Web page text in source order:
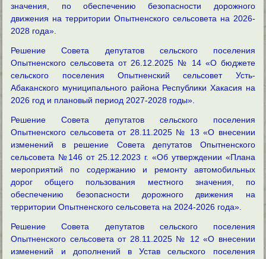
значения, по обеспечению безопасности дорожного
движения на территории Опытненского сельсовета на 2026-
2028 года».
Решение Совета депутатов сельского поселения
Опытненского сельсовета от 26.12.2025 № 14 «О бюджете
сельского поселения Опытненский сельсовет Усть-
Абаканского муниципального района Республики Хакасия на
2026 год и плановый период 2027-2028 годы».
Решение Совета депутатов сельского поселения
Опытненского сельсовета от 28.11.2025 № 13 «О внесении
изменений в решение Совета депутатов Опытненского
сельсовета №146 от 25.12.2023 г. «Об утверждении «Плана
мероприятий по содержанию и ремонту автомобильных
дорог общего пользования местного значения, по
обеспечению безопасности дорожного движения на
территории Опытненского сельсовета на 2024-2026 года».
Решение Совета депутатов сельского поселения
Опытненского сельсовета от 28.11.2025 № 12 «О внесении
изменений и дополнений в Устав сельского поселения